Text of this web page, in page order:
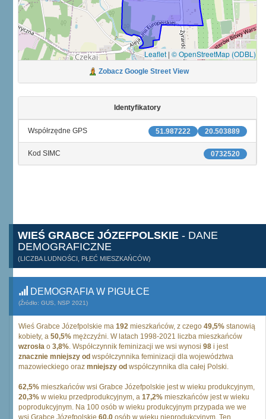
Leaflet | © OpenStreetMap (ODBL)
Zobacz Google Street View
Identyfikatory
20.503889
51.987222
Współrzędne GPS
0732520
Kod SIMC
WIEŚ GRABCE JÓZEFPOLSKIE - DANE
DEMOGRAFICZNE
(LICZBA LUDNOŚCI, PŁEĆ MIESZKAŃCÓW)
DEMOGRAFIA W PIGUŁCE
(Źródło: GUS, NSP 2021)
Wieś Grabce Józefpolskie ma 192 mieszkańców, z czego 49,5% stanowią
kobiety, a 50,5% mężczyźni. W latach 1998-2021 liczba mieszkańców
wzrosła o 3,8%. Współczynnik feminizacji we wsi wynosi 98 i jest
znacznie mniejszy od współczynnika feminizacji dla województwa
mazowieckiego oraz mniejszy od współczynnika dla całej Polski.
62,5% mieszkańców wsi Grabce Józefpolskie jest w wieku produkcyjnym,
20,3% w wieku przedprodukcyjnym, a 17,2% mieszkańców jest w wieku
poprodukcyjnym. Na 100 osób w wieku produkcyjnym przypada we we
wsi Grabce Józefpolskie 60,0 osób w wieku nieprodukcyjnym. Ten